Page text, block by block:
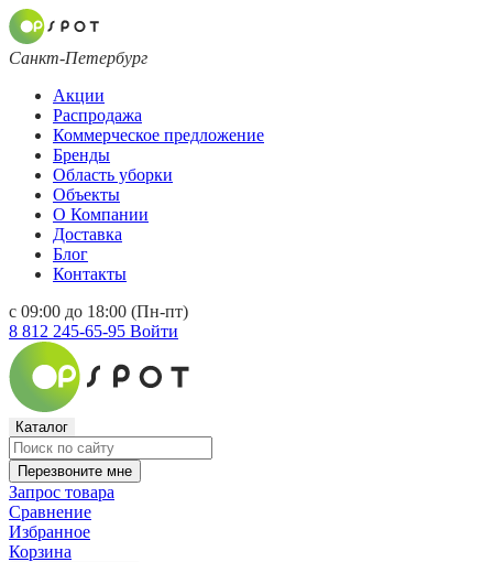
Санкт-Петербург
Акции
Распродажа
Коммерческое предложение
Бренды
Область уборки
Объекты
О Компании
Доставка
Блог
Контакты
с 09:00 до 18:00 (Пн-пт)
8 812 245-65-95 Войти
Каталог
Перезвоните мне
Запрос товара
Сравнение
Избранное
Корзина